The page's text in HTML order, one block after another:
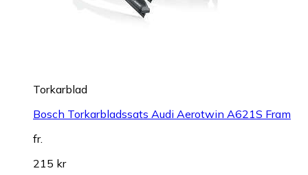
Torkarblad
Bosch Torkarbladssats Audi Aerotwin A621S Fram
fr.
215 kr